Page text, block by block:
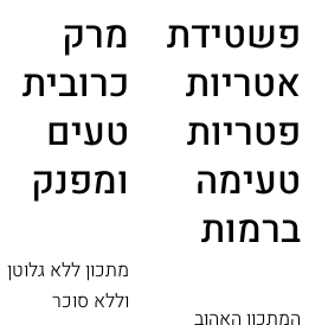
פשטידת
אטריות
פטריות
טעימה
ברמות
מרק
כרובית
טעים
ומפנק
מתכון ללא גלוטן
וללא סוכר